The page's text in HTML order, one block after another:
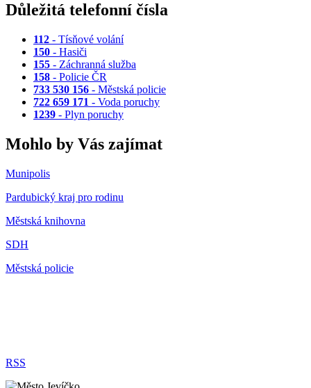
Důležitá telefonní čísla
112 - Tísňové volání
150 - Hasiči
155 - Záchranná služba
158 - Policie ČR
733 530 156 - Městská policie
722 659 171 - Voda poruchy
1239 - Plyn poruchy
Mohlo by Vás zajímat
Munipolis
Pardubický kraj pro rodinu
Městská knihovna
SDH
Městská policie
RSS